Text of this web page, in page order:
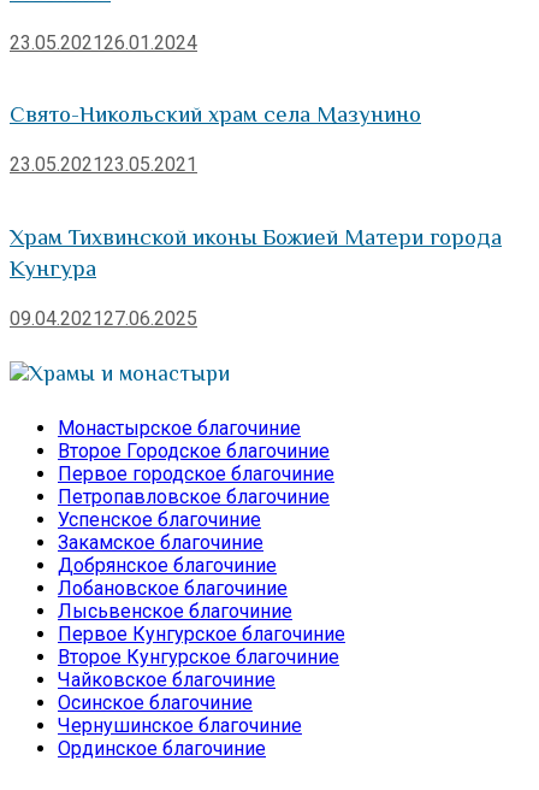
23.05.202126.01.2024
Свято-Никольский храм села Мазунино
23.05.202123.05.2021
Храм Тихвинской иконы Божией Матери города
Кунгура
09.04.202127.06.2025
Храмы и монастыри
Монастырское благочиние
Второе Городское благочиние
Первое городское благочиние
Петропавловское благочиние
Успенское благочиние
Закамское благочиние
Добрянское благочиние
Лобановское благочиние
Лысьвенское благочиние
Первое Кунгурское благочиние
Второе Кунгурское благочиние
Чайковское благочиние
Осинское благочиние
Чернушинское благочиние
Ординское благочиние